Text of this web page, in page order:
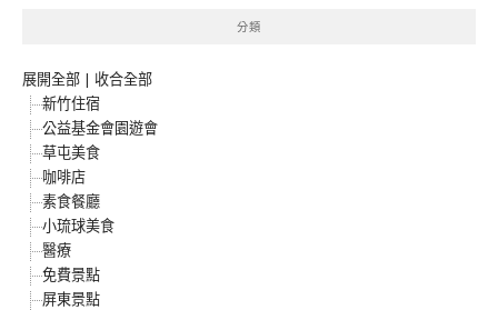
分類
展開全部 | 收合全部
新竹住宿
公益基金會園遊會
草屯美食
咖啡店
素食餐廳
小琉球美食
醫療
免費景點
屏東景點